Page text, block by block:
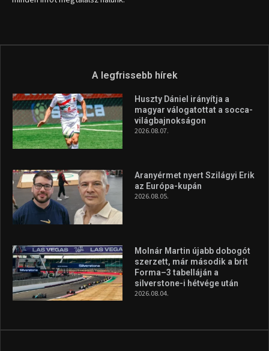
A legfrissebb hírek
Huszty Dániel irányítja a
magyar válogatottat a socca-
világbajnokságon
2026.08.07.
Aranyérmet nyert Szilágyi Erik
az Európa-kupán
2026.08.05.
Molnár Martin újabb dobogót
szerzett, már második a brit
Forma–3 tabelláján a
silverstone-i hétvége után
2026.08.04.